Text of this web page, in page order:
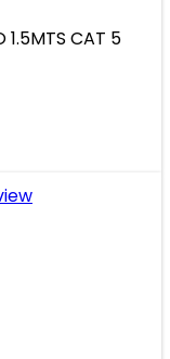
1.5MTS CAT 5